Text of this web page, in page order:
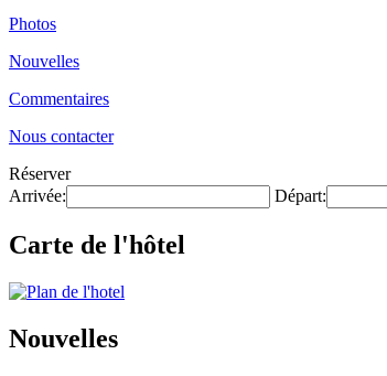
Photos
Nouvelles
Commentaires
Nous contacter
Réserver
Arrivée:
Départ:
Carte de l'hôtel
Nouvelles